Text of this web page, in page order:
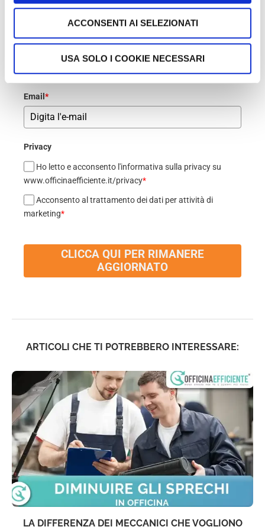
ACCONSENTI AI SELEZIONATI
USA SOLO I COOKIE NECESSARI
compila il modulo qui sotto!
Nome*
Email *
Privacy
Ho letto e acconsento l'informativa sulla privacy su
www.officinaefficiente.it/privacy*
Acconsento al trattamento dei dati per attività di
marketing*
CLICCA QUI PER RIMANERE
AGGIORNATO
ARTICOLI CHE TI POTREBBERO INTERESSARE:
LA DIFFERENZA DEI MECCANICI CHE VOGLIONO